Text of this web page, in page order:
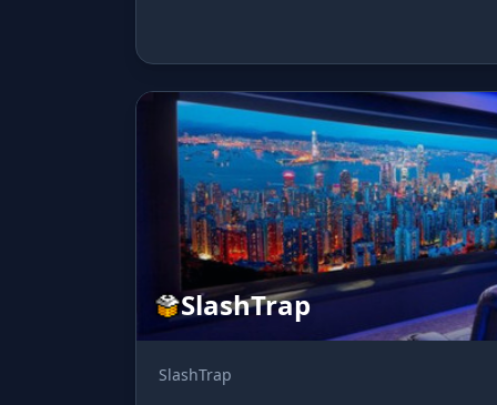
SlashTrap
SlashTrap